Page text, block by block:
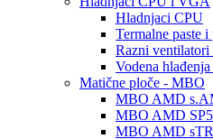
Hladnjaci CPU
Termalne paste i
Razni ventilatori
Vodena
Matične ploče - MBO
MBO AMD
MBO AMD
MBO AMD